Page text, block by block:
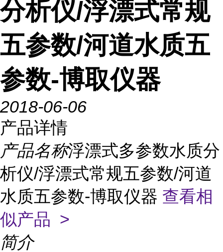
分析仪/浮漂式常规
五参数/河道水质五
参数-博取仪器
2018-06-06
产品详情
产品名称浮漂式多参数水质分
析仪/浮漂式常规五参数/河道
水质五参数-博取仪器 查看相
似产品 >
简介